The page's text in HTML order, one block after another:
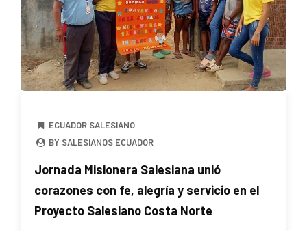
ECUADOR SALESIANO
BY SALESIANOS ECUADOR
Jornada Misionera Salesiana unió
corazones con fe, alegría y servicio en el
Proyecto Salesiano Costa Norte